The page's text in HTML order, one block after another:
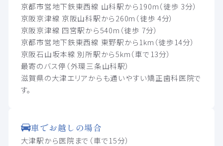
京都市営地下鉄東西線 山科駅から190m（徒歩 3分）
京阪京津線 京阪山科駅から260m（徒歩 4分）
京阪京津線 四宮駅から540m（徒歩 7分）
京都市営地下鉄東西線 東野駅から1km（徒歩14分）
京阪石山坂本線 別所駅から5km（車で13分）
最寄のバス停（外環三条山科駅）
滋賀県の大津エリアからも通いやすい矯正歯科医院で
す。
車でお越しの場合
大津駅から医院まで（車で15分）